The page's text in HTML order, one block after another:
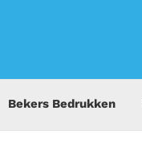
Bekers Bedrukken